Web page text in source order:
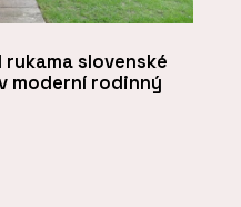
slovenské
moderní rodinný